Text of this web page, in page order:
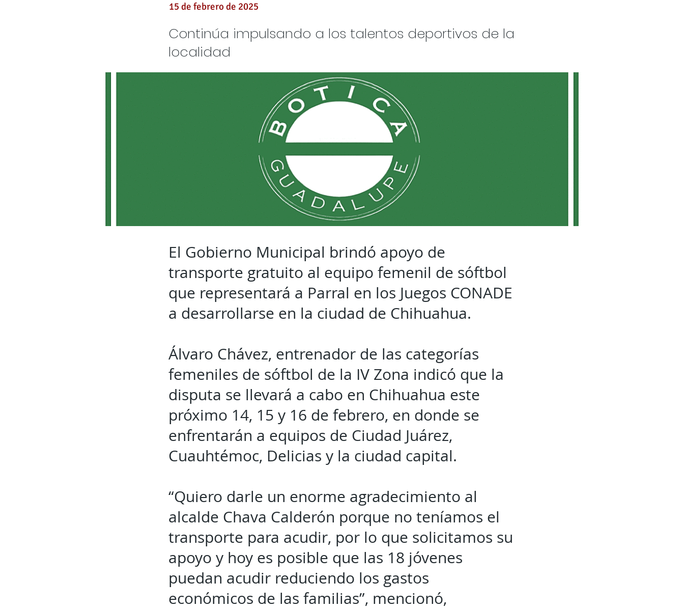
15 de febrero de 2025
Continúa impulsando a los talentos deportivos de la
localidad
El Gobierno Municipal brindó apoyo de
transporte gratuito al equipo femenil de sóftbol
que representará a Parral en los Juegos CONADE
a desarrollarse en la ciudad de Chihuahua.
Álvaro Chávez, entrenador de las categorías
femeniles de sóftbol de la IV Zona indicó que la
disputa se llevará a cabo en Chihuahua este
próximo 14, 15 y 16 de febrero, en donde se
enfrentarán a equipos de Ciudad Juárez,
Cuauhtémoc, Delicias y la ciudad capital.
“Quiero darle un enorme agradecimiento al
alcalde Chava Calderón porque no teníamos el
transporte para acudir, por lo que solicitamos su
apoyo y hoy es posible que las 18 jóvenes
puedan acudir reduciendo los gastos
económicos de las familias”, mencionó,